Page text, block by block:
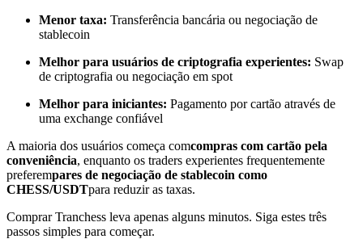
Desfrute da partilha de lucros e comissões de copy trading
Informação
Análise de big data, incluindo informações comerciais, etc.
Menor taxa: Transferência bancária ou negociação de
stablecoin
Melhor para usuários de criptografia experientes: Swap
de criptografia ou negociação em spot
Melhor para iniciantes: Pagamento por cartão através de
uma exchange confiável
A maioria dos usuários começa comcompras com cartão pela
conveniência, enquanto os traders experientes frequentemente
preferempares de negociação de stablecoin como
CHESS/USDTpara reduzir as taxas.
Comprar Tranchess leva apenas alguns minutos. Siga estes três
passos simples para começar.